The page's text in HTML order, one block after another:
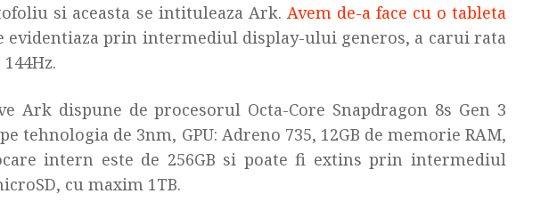
si aceasta se intituleaza Ark. Avem de-a face cu o tableta
evidentiaza prin intermediul display-ului generos, a carui rata
Ark dispune de procesorul Octa-Core Snapdragon 8s Gen 3
tehnologia de 3nm, GPU: Adreno 735, 12GB de memorie RAM,
intern este de 256GB si poate fi extins prin intermediul
cu maxim 1TB.